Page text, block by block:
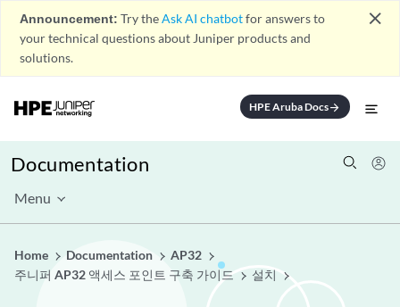
Announcement: Try theAsk AI chatbotfor answers to
your technical questions about Juniper products and
solutions.
close
HPE Aruba Docsarrow_forward
Documentation
Menu
Home Documentation
AP32
주니퍼 AP32 액세스 포인트 구축 가이드
설치